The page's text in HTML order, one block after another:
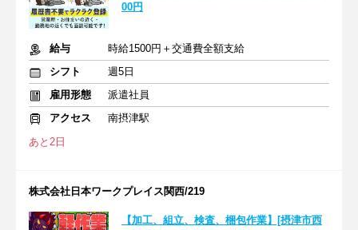
00円
給与
時給1500円＋交通費全額支給
シフト
週5日
雇用形態
派遣社員
アクセス
南摂津駅
あと2日
株式会社日本ワークプレイス関西/219
【加工、組立、検査、梱包作業】[摂津市西